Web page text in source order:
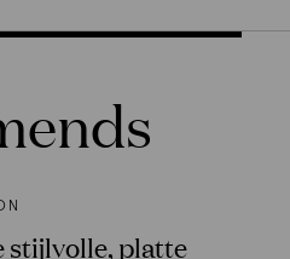
stijlvolle, platte